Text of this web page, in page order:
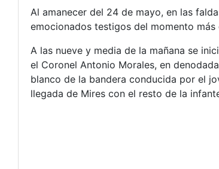
Al amanecer del 24 de mayo, en las
emocionados testigos del momento
A las nueve y media de la mañana se
el Coronel Antonio Morales, en
blanco de la bandera conducida por el
llegada de Mires con el resto de la